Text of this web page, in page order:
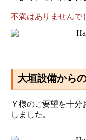
不満はありませんで
大垣設備から
Ｙ様のご要望を十
しました。